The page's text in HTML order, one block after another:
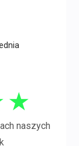
★
naszych